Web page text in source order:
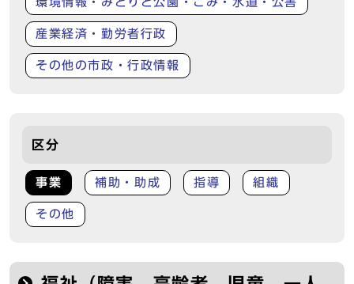
産業経済・勤労者行政
その他の市政・行政情報
区分
事業 補助・助成 指導 組織
その他